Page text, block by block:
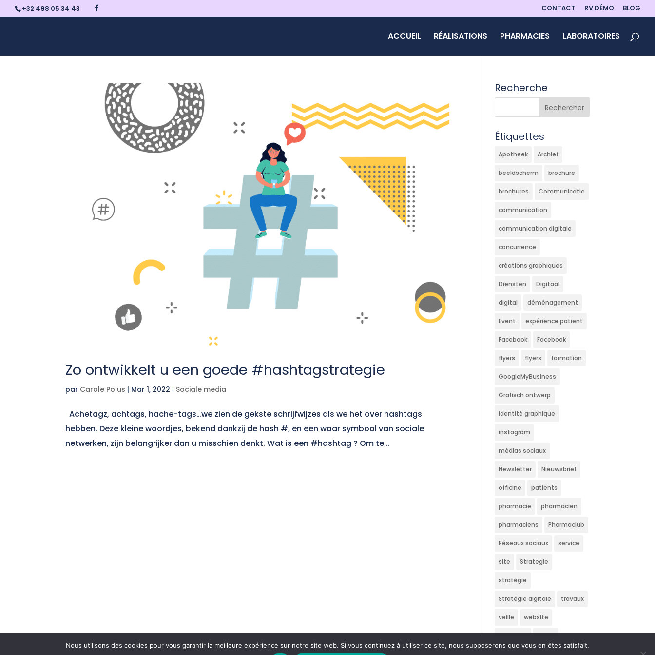
+32 498 05 34 43 CONTACT RV DÉMO BLOG
ACCUEIL RÉALISATIONS PHARMACIES LABORATOIRES
Zo ontwikkelt u een goede #hashtagstrategie
par Carole Polus | Mar 1, 2022 | Sociale media
Achetagz, achtags, hache-tags…we zien de gekste schrijfwijzes als we het over hashtags
hebben. Deze kleine woordjes, bekend dankzij de hash #, en een waar symbool van sociale
netwerken, zijn belangrijker dan u misschien denkt. Wat is een #hashtag ? Om te...
Recherche
Étiquettes
Apotheek Archief
beeldscherm brochure
brochures Communicatie
communication
communication digitale
concurrence
créations graphiques
Diensten Digitaal
digital déménagement
Event expérience patient
Facebook Facebook
flyers flyers formation
GoogleMyBusiness
Grafisch ontwerp
identité graphique
instagram
médias sociaux
Newsletter Nieuwsbrief
officine patients
pharmacie pharmacien
pharmaciens Pharmaclub
Réseaux sociaux service
site Strategie
stratégie
Stratégie digitale travaux
veille website
Wedstrijd écran
Nous utilisons des cookies pour vous garantir la meilleure expérience sur notre site web. Si vous continuez à utiliser ce site, nous supposerons que vous en êtes satisfait.